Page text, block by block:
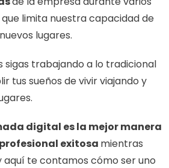
limita nuestra capacidad de
lugares.
sigas trabajando a lo tradicional
tus sueños de vivir viajando y
digital es la mejor manera
exitosa mientras
aquí te contamos cómo ser uno